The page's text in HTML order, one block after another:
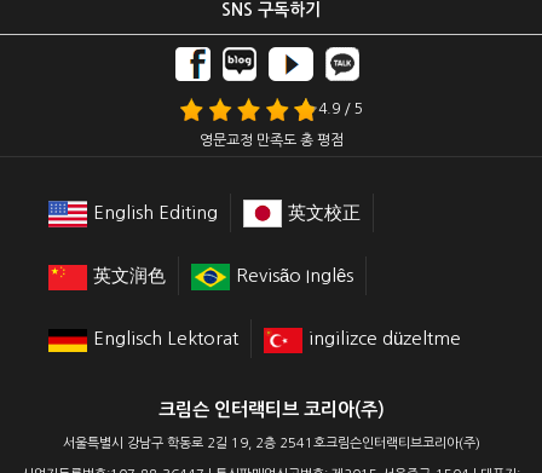
SNS 구독하기
4.9 / 5
영문교정 만족도 총 평점
English Editing 英文校正
英文润色 Revisão Inglês
Englisch Lektorat ingilizce düzeltme
크림슨 인터랙티브 코리아(주)
서울특별시 강남구 학동로 2길 19, 2층 2541호크림슨인터랙티브코리아(주)